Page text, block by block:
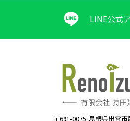
LINE公式
〒691-0075 島根県出雲市